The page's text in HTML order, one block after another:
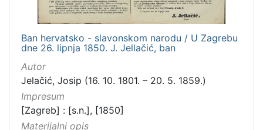
Ban hervatsko - slavonskom narodu / U Zagrebu
dne 26. lipnja 1850. J. Jellačić, ban
Autor
Jelačić, Josip (16. 10. 1801. – 20. 5. 1859.)
Impresum
[Zagreb] : [s.n.], [1850]
Materijalni opis